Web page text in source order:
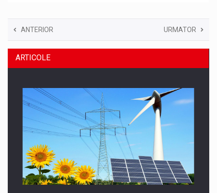
ANTERIOR URMATOR
ARTICOLE